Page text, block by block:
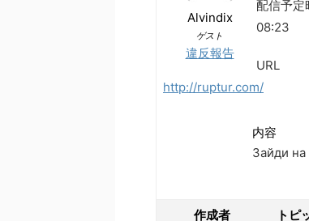
Alvindix
ゲスト
違反報告
配信予定
08:23
URL
http://ruptur.com/
内容
Зайди
作成者 トピ